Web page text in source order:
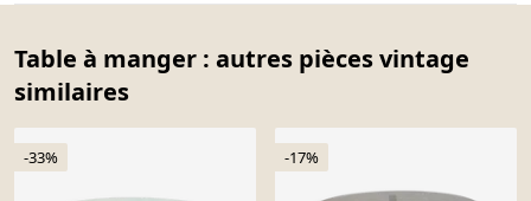
Table à manger : autres pièces vintage
similaires
-33% -17%